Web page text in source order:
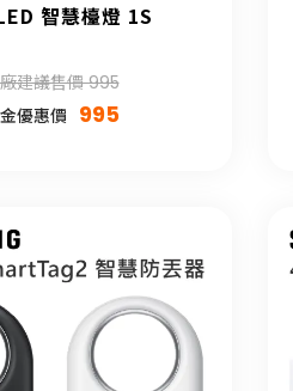
智慧檯燈 1S
建議售價 995
優惠價 995